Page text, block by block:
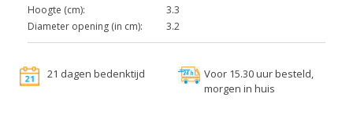
Hoogte (cm):
3.3
Diameter opening (in cm):
3.2
21 dagen bedenktijd
Voor 15.30 uur besteld,
morgen in huis